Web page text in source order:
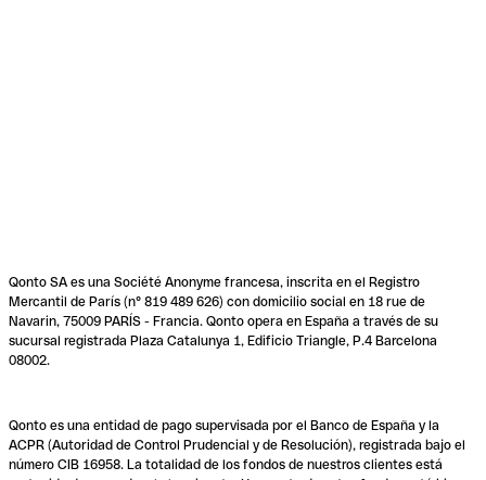
Qonto SA es una Société Anonyme francesa, inscrita en el Registro
Mercantil de París (n° 819 489 626) con domicilio social en 18 rue de
Navarin, 75009 PARÍS - Francia. Qonto opera en España a través de su
sucursal registrada Plaza Catalunya 1, Edificio Triangle, P.4 Barcelona
08002.
Qonto es una entidad de pago supervisada por el Banco de España y la
ACPR (Autoridad de Control Prudencial y de Resolución), registrada bajo el
número CIB 16958. La totalidad de los fondos de nuestros clientes está